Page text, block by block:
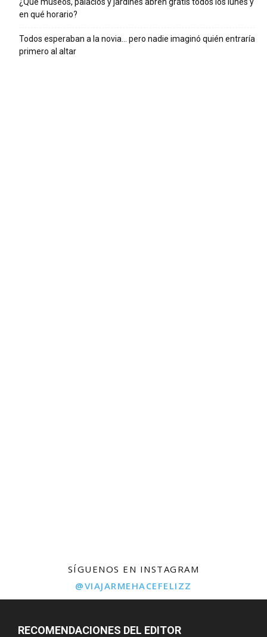
en qué horario?
Todos esperaban a la novia… pero nadie imaginó quién entraría
primero al altar
SÍGUENOS EN INSTAGRAM
@VIAJARMEHACEFELIZZ
RECOMENDACIONES DEL EDITOR